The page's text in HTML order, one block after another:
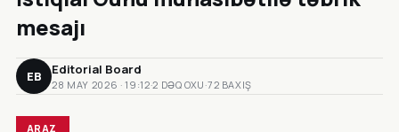
mesajı
EB Editorial Board
28 MAY 2026 · 19:12·2 DƏQ OXU ·72 BAXIŞ
ARAZ